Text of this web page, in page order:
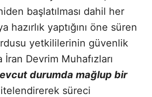
başlatılması dahil her
hazırlık yaptığını öne süren
yetkililerinin güvenlik
İran Devrim Muhafızları
durumda mağlup bir
süreci